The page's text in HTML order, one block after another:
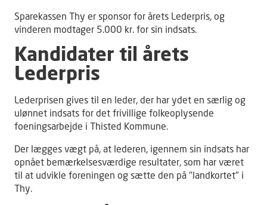
Sparekassen Thy er sponsor for årets Lederpris, og
vinderen modtager 5.000 kr. for sin indsats.
Kandidater til årets
Lederpris
Lederprisen gives til en leder, der har ydet en særlig og
ulønnet indsats for det frivillige folkeoplysende
foeningsarbejde i Thisted Kommune.
Der lægges vægt på, at lederen, igennem sin indsats har
opnået bemærkelsesværdige resultater, som har været
til at udvikle foreningen og sætte den på "landkortet" i
Thy.